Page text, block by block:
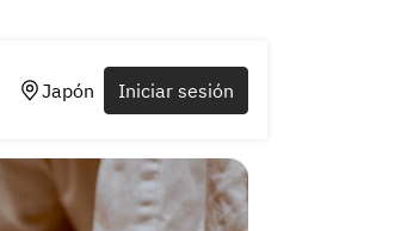
Japón Iniciar sesión